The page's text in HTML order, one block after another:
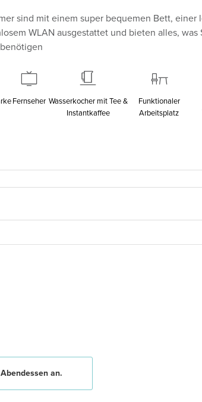
sind mit einem super bequemen Bett, einer
WLAN ausgestattet und bieten alles, was
Fernseher Wasserkocher mit Tee &
Instantkaffee
Funktionaler
Arbeitsplatz
an.